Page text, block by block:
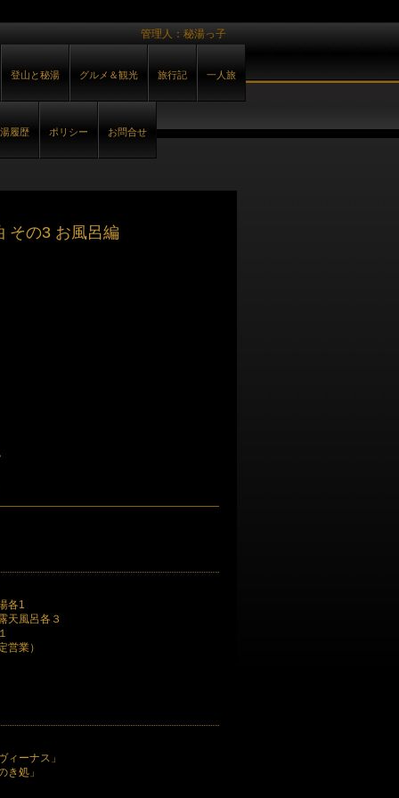
管理人：秘湯っ子
登山と秘湯 グルメ＆観光 旅行記 一人旅
湯履歴 ポリシー お問合せ
その3 お風呂編
各1
天風呂各３
業）
ーナス」
処」